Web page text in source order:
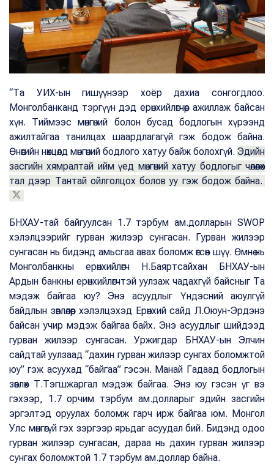
“Та УИХ-ын гишүүнээр хоёр дахиа сонгогдлоо.
Монголбанканд тэргүүн дэд ерөнхийлөгчөөр ажиллаж байсан
хүн. Тиймээс мөнгөний болон бусад бодлогын хүрээнд
ажилтайгаа танилцах шаардлагагүй гэж бодож байна.
Өнөөгийн нөхцөлд мөнгөний бодлого хатуу байж болохгүй. Эдийн
засгийн хямралтай ийм үед мөнгөний хатуу бодлогыг чөлөөлөх
тал дээр Тантай ойлголцох болов уу гэж бодож байна.
БНХАУ-тай байгуулсан 1.7 тэрбум ам.долларын SWOP
хэлэлцээрийг гурван жилээр сунгасан. Гурван жилээр
сунгасан нь бидэнд амьсгаа авах боломж өгсөн шүү. Өмнө нь
Монголбанкны ерөнхийлөгч Н.Баяртсайхан БНХАУ-ын
Ардын банкны ерөнхийлөгчтэй уулзаж чадахгүй байсныг Та
мэдэж байгаа юу? Энэ асуудлыг Үндэсний аюулгүй
байдлын зөвлөлөөр хэлэлцэхэд Ерөнхий сайд Л.Оюун-Эрдэнэ
байсан учир мэдэж байгаа байх. Энэ асуудлыг шийдээд
гурван жилээр сунгасан. Уржигдар БНХАУ-ын Элчин
сайдтай уулзаад “дахин гурван жилээр сунгах боломжтой
юу” гэж асуухад “байгаа” гэсэн. Манай Гадаад бодлогын
зөвлөх Т.Тэгшжаргал мэдэж байгаа. Энэ юу гэсэн үг вэ
гэхээр, 1.7 орчим тэрбум ам.долларыг эдийн засгийн
эргэлтэд оруулах боломж гарч ирж байгаа юм. Монгол
Улс мөнгөгүй гэх зэргээр ярьдаг асуудал бий. Бидэнд одоо
гурван жилээр сунгасан, дараа нь дахин гурван жилээр
сунгах боломжтой 1.7 тэрбум ам.доллар байна.